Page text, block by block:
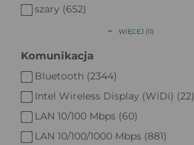
szary (652)
WIĘCEJ (11)
Komunikacja
Bluetooth (2344)
Intel Wireless Display (WiDi) (22)
LAN 10/100 Mbps (60)
LAN 10/100/1000 Mbps (881)